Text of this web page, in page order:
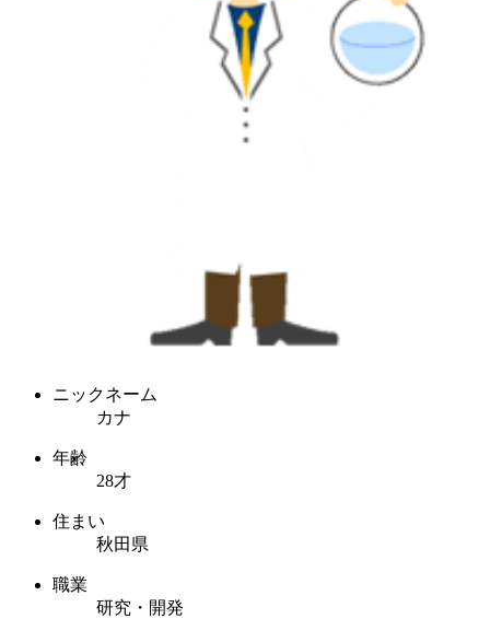
ニックネーム
カナ
年齢
28才
住まい
秋田県
職業
研究・開発